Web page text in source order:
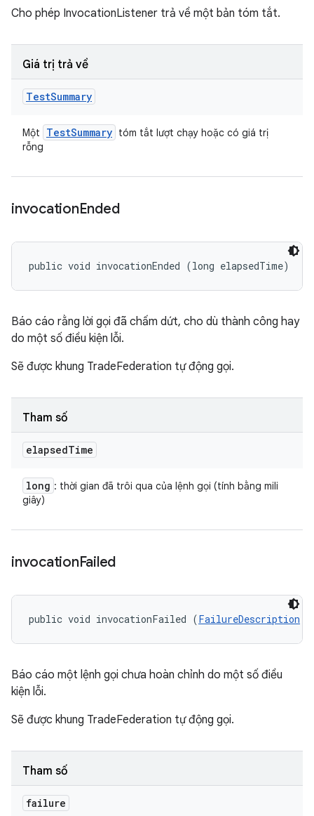
Cho phép InvocationListener trả về một bản tóm tắt.
Giá trị trả về
TestSummary
Một TestSummary tóm tắt lượt chạy hoặc có giá trị
rỗng
invocationEnded
public void invocationEnded (long elapsedTime)
Báo cáo rằng lời gọi đã chấm dứt, cho dù thành công hay
do một số điều kiện lỗi.
Sẽ được khung TradeFederation tự động gọi.
Tham số
elapsedTime
long : thời gian đã trôi qua của lệnh gọi (tính bằng mili
giây)
invocationFailed
public void invocationFailed (FailureDescription
Báo cáo một lệnh gọi chưa hoàn chỉnh do một số điều
kiện lỗi.
Sẽ được khung TradeFederation tự động gọi.
Tham số
failure